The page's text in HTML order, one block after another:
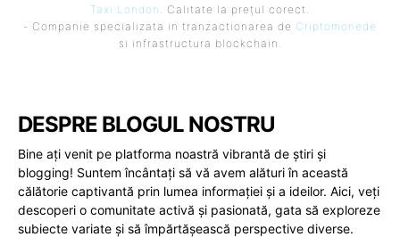
Taxi London
. Calitate la prețul corect.
- Companie specializata in tranzactionarea de Criptomonede
si infrastructura blockchain.
DESPRE BLOGUL NOSTRU
Bine ați venit pe platforma noastră vibrantă de știri și
blogging! Suntem încântați să vă avem alături în această
călătorie captivantă prin lumea informației și a ideilor. Aici, veți
descoperi o comunitate activă și pasionată, gata să exploreze
subiecte variate și să împărtășească perspective diverse.